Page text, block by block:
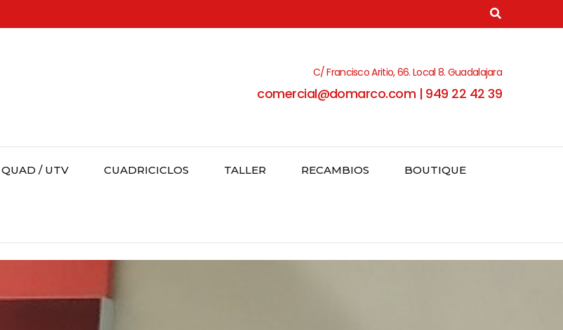
C/ Francisco Aritio, 66. Local 8. Guadalajara
comercial@domarco.com | 949 22 42 39
QUAD / UTV CUADRICICLOS TALLER RECAMBIOS BOUTIQUE